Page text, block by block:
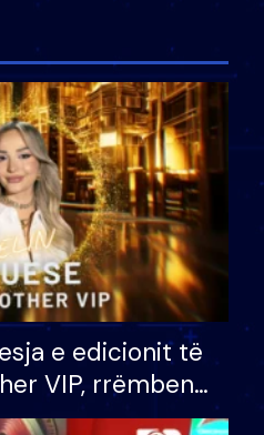
e edicionit të
VIP, rrëmben
100 mijë eurosh